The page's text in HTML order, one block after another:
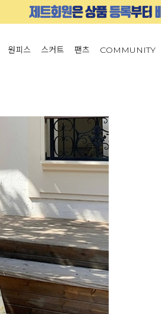
원피스 스커트 팬츠 COMMUNITY